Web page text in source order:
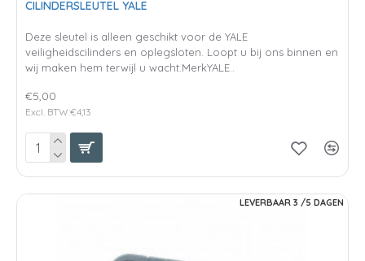
CILINDERSLEUTEL YALE
Deze sleutel is alleen geschikt voor de YALE
veiligheidscilinders en oplegsloten. Loopt u bij ons binnen en
wij maken hem terwijl u wacht.MerkYALE..
€5,00
Excl. BTW:€4,13
LEVERBAAR 3 /5 DAGEN